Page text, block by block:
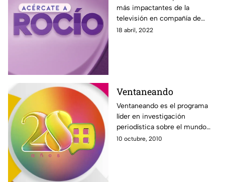
más impactantes de la
televisión en compañía de
Rocío Sánchez Azuara y su
18 abril, 2022
Ventaneando
Ventaneando es el programa
líder en investigación
periodística sobre el mundo
del espectáculo. Noticias,
10 octubre, 2010